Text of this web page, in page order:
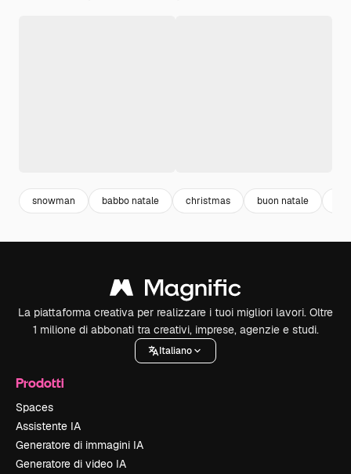
snowman babbo natale christmas buon natale
La piattaforma creativa per realizzare i tuoi migliori lavori. Oltre
1 milione di abbonati tra creativi, imprese, agenzie e studi.
Italiano
Prodotti
Spaces
Assistente IA
Generatore di immagini IA
Generatore di video IA